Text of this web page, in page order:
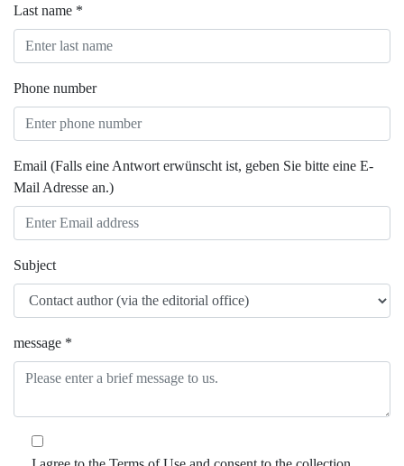
Last name *
Phone number
Email (Falls eine Antwort erwünscht ist, geben Sie bitte eine E-
Mail Adresse an.)
Subject
message *